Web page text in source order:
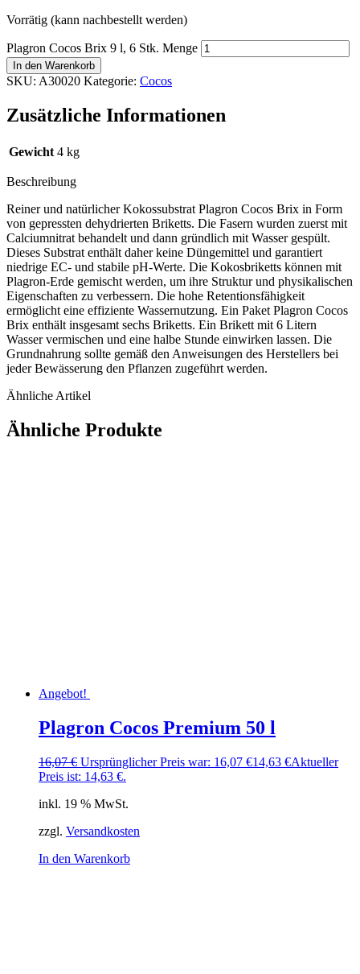
Vorrätig (kann nachbestellt werden)
Plagron Cocos Brix 9 l, 6 Stk. Menge
In den Warenkorb
SKU: A30020 Kategorie: Cocos
Zusätzliche Informationen
Gewicht 4 kg
Beschreibung
Reiner und natürlicher Kokossubstrat Plagron Cocos Brix in Form
von gepressten dehydrierten Briketts. Die Fasern wurden zuerst mit
Calciumnitrat behandelt und dann gründlich mit Wasser gespült.
Dieses Substrat enthält daher keine Düngemittel und garantiert
niedrige EC- und stabile pH-Werte. Die Kokosbriketts können mit
Plagron-Erde gemischt werden, um ihre Struktur und physikalischen
Eigenschaften zu verbessern. Die hohe Retentionsfähigkeit
ermöglicht eine effiziente Wassernutzung. Ein Paket Plagron Cocos
Brix enthält insgesamt sechs Briketts. Ein Brikett mit 6 Litern
Wasser vermischen und eine halbe Stunde einwirken lassen. Die
Grundnahrung sollte gemäß den Anweisungen des Herstellers bei
jeder Bewässerung den Pflanzen zugeführt werden.
Ähnliche Artikel
Ähnliche Produkte
Angebot!
Plagron Cocos Premium 50 l
16,07€ Ursprünglicher Preis war: 16,07 €14,63 €Aktueller
Preis ist: 14,63 €.
inkl. 19 % MwSt.
zzgl. Versandkosten
In den Warenkorb